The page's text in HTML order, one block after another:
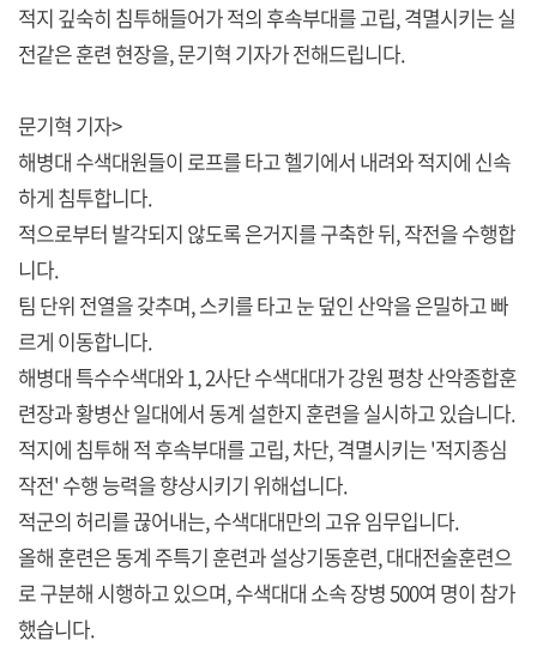
적지 깊숙히 침투해들어가 적의 후속부대를 고립, 격멸시키는 실
전같은 훈련 현장을, 문기혁 기자가 전해드립니다.
문기혁 기자>
해병대 수색대원들이 로프를 타고 헬기에서 내려와 적지에 신속
하게 침투합니다.
적으로부터 발각되지 않도록 은거지를 구축한 뒤, 작전을 수행합
니다.
팀 단위 전열을 갖추며, 스키를 타고 눈 덮인 산악을 은밀하고 빠
르게 이동합니다.
해병대 특수수색대와 1, 2사단 수색대대가 강원 평창 산악종합훈
련장과 황병산 일대에서 동계 설한지 훈련을 실시하고 있습니다.
적지에 침투해 적 후속부대를 고립, 차단, 격멸시키는 '적지종심
작전' 수행 능력을 향상시키기 위해섭니다.
적군의 허리를 끊어내는, 수색대대만의 고유 임무입니다.
올해 훈련은 동계 주특기 훈련과 설상기동훈련, 대대전술훈련으
로 구분해 시행하고 있으며, 수색대대 소속 장병 500여 명이 참가
했습니다.